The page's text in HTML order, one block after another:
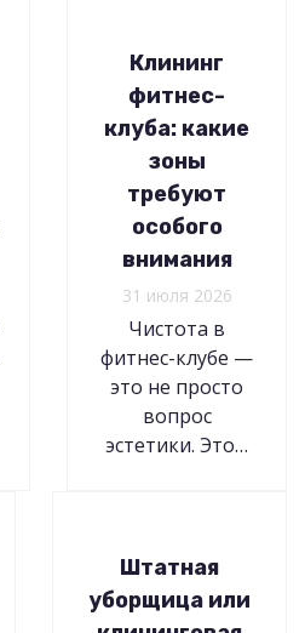
Клининг
фитнес-
клуба: какие
зоны
требуют
особого
внимания
31 июля 2026
Чистота в
фитнес-клубе —
это не просто
вопрос
эстетики. Это…
Штатная
уборщица или